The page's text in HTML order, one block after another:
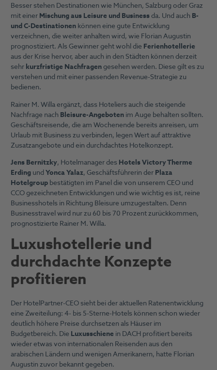
Besser stehen Destinationen wie München, Salzburg oder Graz
mit einerMischung aus Leisure und Businessda. Und auch B-
und C-Destinationenkönnen eine gute Entwicklung
verzeichnen, die weiter anhalten wird, wie Florian Augustin
prognostiziert. Als Gewinner geht wohl die Ferienhotellerie
aus der Krise hervor, aber auch in den Städten können derzeit
sehrkurzfristige Nachfragengesehen werden. Diese gilt es zu
verstehen und mit einer passenden Revenue-Strategie zu
bedienen.
Rainer M. Willa ergänzt, dass Hoteliers auch die steigende
Nachfrage nach Bleisure-Angebotenim Auge behalten sollten.
Geschäftsreisende, die am Wochenende bereits anreisen, um
Urlaub mit Business zu verbinden, legen Wert auf attraktive
Zusatzangebote und ein durchdachtes Hotelkonzept.
Jens Bernitzky, Hotelmanager des Hotels Victory Therme
ErdingundYonca Yalaz, Geschäftsführerin derPlaza
Hotelgroupbestätigten im Panel die von unserem CEO und
CCO gezeichneten Entwicklungen und wie wichtig es ist, reine
Businesshotels in Richtung Bleisure umzugestalten. Denn
Businesstravel wird nur zu 60 bis 70 Prozent zurückkommen,
prognostizierte Rainer M. Willa.
Luxushotellerie und
durchdachte Konzepte
profitieren
Der HotelPartner-CEO sieht bei der aktuellen Ratenentwicklung
eine Zweiteilung: 4- bis 5-Sterne-Hotels können schon wieder
deutlich höhere Preise durchsetzen als Häuser im
Budgetbereich. Die Luxusschiene in DACH profitiert bereits
wieder etwas von internationalen Reisenden aus den
arabischen Ländern und wenigen Amerikanern, hatte Florian
Augustin zuvor bekannt gegeben.